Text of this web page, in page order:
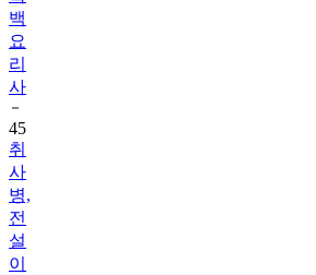
백
요
리
사
45
취
사
병,
전
설
이